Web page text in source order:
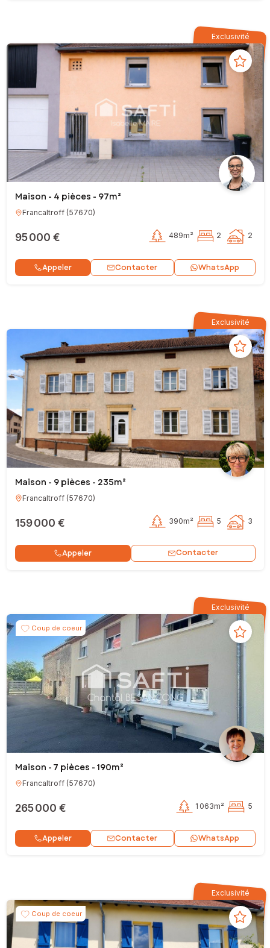
Exclusivité
Maison - 4 pièces - 97m²
Francaltroff(57670)
95 000 € 489m² 2 2
Appeler Contacter WhatsApp
Exclusivité
Maison - 9 pièces - 235m²
Francaltroff(57670)
159 000 € 390m² 5 3
Appeler Contacter
Exclusivité
Coup de coeur
Maison - 7 pièces - 190m²
Francaltroff(57670)
265 000 € 1 063m² 5
Appeler Contacter WhatsApp
Exclusivité
Coup de coeur